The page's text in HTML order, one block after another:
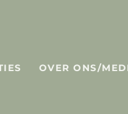
OVER ONS/